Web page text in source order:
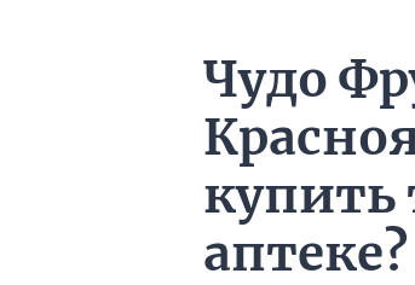
Чудо
купить
аптеке?